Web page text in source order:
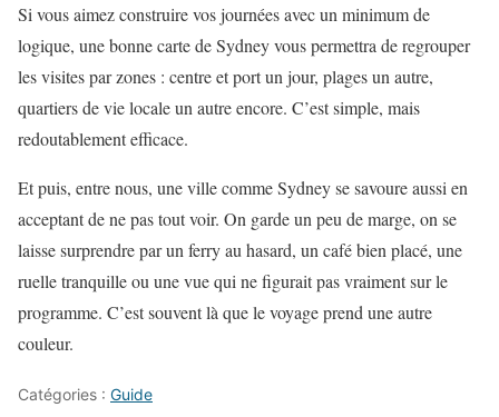
Si vous aimez construire vos journées avec un minimum de
logique, une bonne carte de Sydney vous permettra de regrouper
les visites par zones : centre et port un jour, plages un autre,
quartiers de vie locale un autre encore. C’est simple, mais
redoutablement efficace.
Et puis, entre nous, une ville comme Sydney se savoure aussi en
acceptant de ne pas tout voir. On garde un peu de marge, on se
laisse surprendre par un ferry au hasard, un café bien placé, une
ruelle tranquille ou une vue qui ne figurait pas vraiment sur le
programme. C’est souvent là que le voyage prend une autre
couleur.
Catégories : Guide